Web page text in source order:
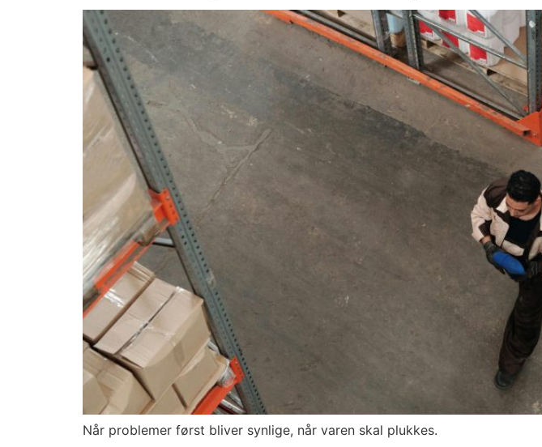
Når problemer først bliver synlige, når varen skal plukkes.